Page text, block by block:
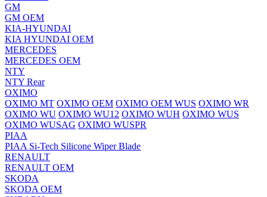
GM
GM OEM
KIA-HYUNDAI
KIA HYUNDAI OEM
MERCEDES
MERCEDES OEM
NTY
NTY Rear
OXIMO
OXIMO MT OXIMO OEM OXIMO OEM WUS OXIMO WR
OXIMO WU OXIMO WU12 OXIMO WUH OXIMO WUS
OXIMO WUSAG OXIMO WUSPR
PIAA
PIAA Si-Tech Silicone Wiper Blade
RENAULT
RENAULT OEM
SKODA
SKODA OEM